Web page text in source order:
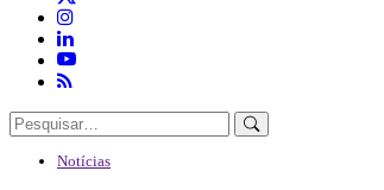
Notícias